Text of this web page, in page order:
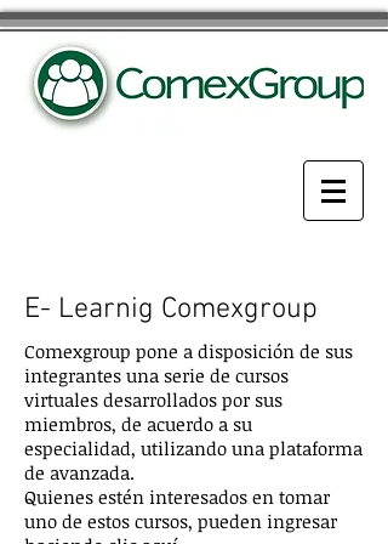
E- Learnig Comexgroup
Comexgroup pone a disposición de sus
integrantes una serie de cursos
virtuales desarrollados por sus
miembros, de acuerdo a su
especialidad, utilizando una plataforma
de avanzada.
Quienes estén interesados en tomar
uno de estos cursos, pueden ingresar